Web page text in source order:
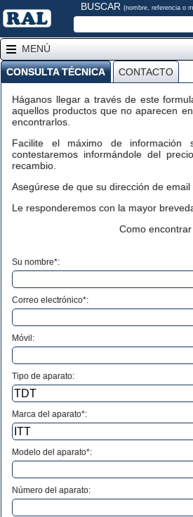
BUSCAR (nombre, referencia o
MENÚ
CONSULTA TÉCNICA CONTACTO
Háganos llegar a través de este
aquellos productos que no aparecen
encontrarlos.
Facilite el máximo de
contestaremos informándole del
recambio.
Asegúrese de que su dirección de email
Le responderemos con la mayor
Como
Su nombre*:
Correo electrónico*:
Móvil:
Tipo de aparato:
Marca del aparato*:
Modelo del aparato*:
Número del aparato: